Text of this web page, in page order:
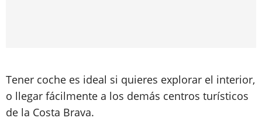
Tener coche es ideal si quieres explorar el interior,
o llegar fácilmente a los demás centros turísticos
de la Costa Brava.